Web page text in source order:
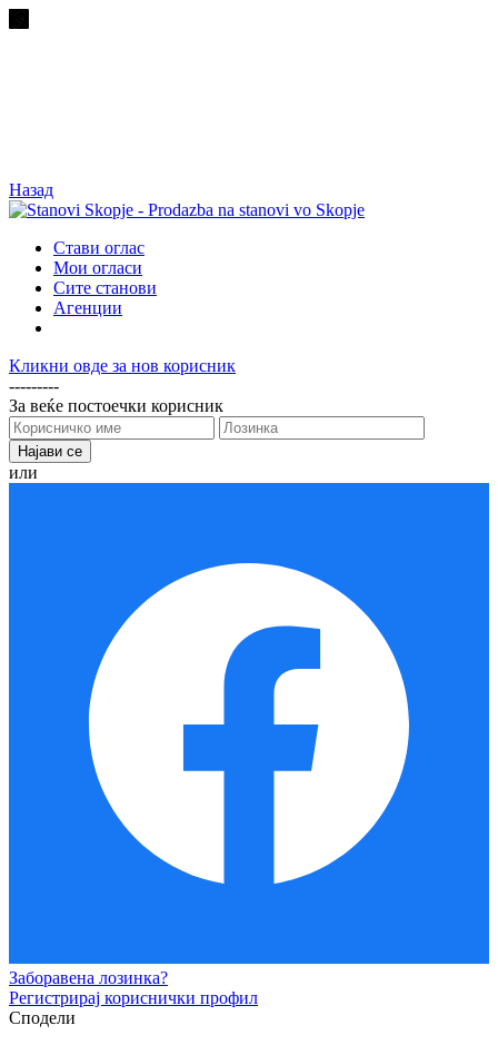
Назад
Стави оглас
Мои огласи
Сите станови
Агенции
Кликни овде за нов корисник
---------
За веќе постоечки корисник
или
Заборавена лозинка?
Регистрирај кориснички профил
Сподели